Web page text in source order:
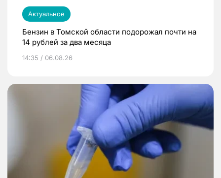
Актуальное
Бензин в Томской области подорожал почти на
14 рублей за два месяца
14:35 / 06.08.26